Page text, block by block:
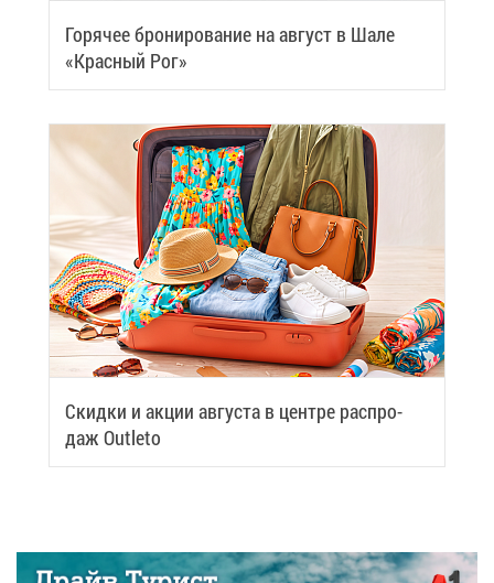
Го­ря­чее бро­ни­ро­ва­ние на ав­густ в Ша­ле
«Крас­ный Рог»
Скид­ки и ак­ции ав­гу­ста в цен­тре рас­про­
даж Outleto